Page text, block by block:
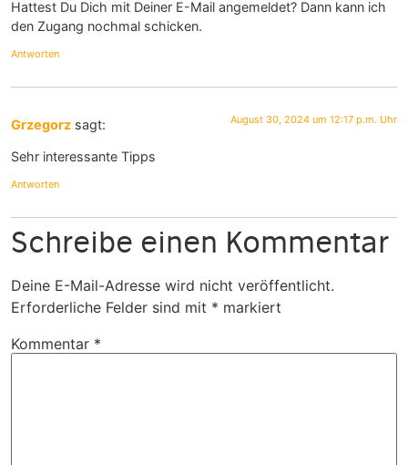
Hattest Du Dich mit Deiner E-Mail angemeldet? Dann kann ich
den Zugang nochmal schicken.
Antworten
Grzegorz sagt: August 30, 2024 um 12:17 p.m. Uhr
Sehr interessante Tipps
Antworten
Schreibe einen Kommentar
Deine E-Mail-Adresse wird nicht veröffentlicht.
Erforderliche Felder sind mit * markiert
Kommentar *